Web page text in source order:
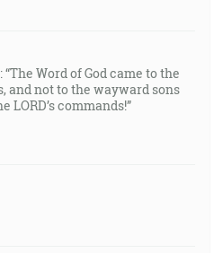
Word of God came to the
and not to the wayward sons
LORD’s commands!”